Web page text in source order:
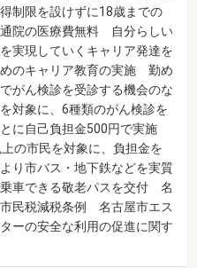
制限を設けずに18歳までの
通院の医療費無料 自分らしい
実現していくキャリア発達を
のキャリア教育の実施 勤め
がん検診を受診する機会のな
対象に、6種類のがん検診を
に自己負担金500円で実施
の市民を対象に、負担金を
り市バス・地下鉄などを実質
車できる敬老パスを交付 名
民税減税条例 名古屋市エス
ーの安全な利用の促進に関す